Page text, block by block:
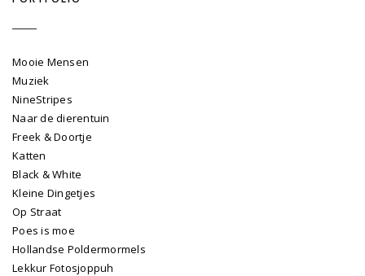
Mooie Mensen
Muziek
NineStripes
Naar de dierentuin
Freek & Doortje
Katten
Black & White
Kleine Dingetjes
Op Straat
Poes is moe
Hollandse Poldermormels
Lekkur Fotosjoppuh